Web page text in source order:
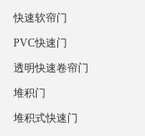
快速软帘门
PVC快速门
透明快速卷帘门
堆积门
堆积式快速门